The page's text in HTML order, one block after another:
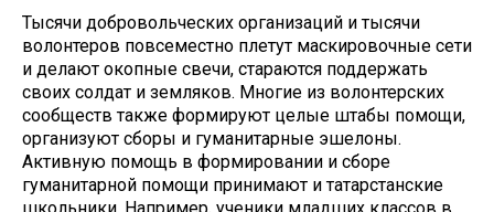
Тысячи добровольческих организаций и тысячи
волонтеров повсеместно плетут маскировочные сети
и делают окопные свечи, стараются поддержать
своих солдат и земляков. Многие из волонтерских
сообществ также формируют целые штабы помощи,
организуют сборы и гуманитарные эшелоны.
Активную помощь в формировании и сборе
гуманитарной помощи принимают и татарстанские